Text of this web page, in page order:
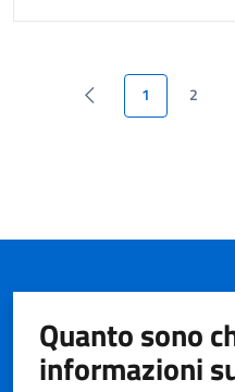
1 2
Quanto sono
informazioni